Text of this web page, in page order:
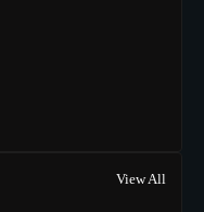
View All